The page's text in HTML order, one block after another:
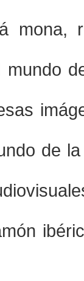
mona,
mundo
de